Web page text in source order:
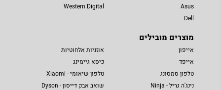
Asus
Dell
Western Digital
מוצרים מובילים
אייפון
אייפד
טלפון סמסונג
נינג'ה גריל - Ninja
אוזניות אלחוטיות
כיסא גיימינג
טלפון שיאומי - Xiaomi
שואב אבק דייסון - Dyson